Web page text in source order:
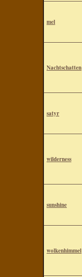
mel
Nachtschatten
satyr
wilderness
sunshine
wolkenhimmel